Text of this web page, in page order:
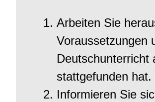
Arbeiten Sie
Voraussetzungen
Deutschunterricht
stattgefunden hat.
Informieren Sie